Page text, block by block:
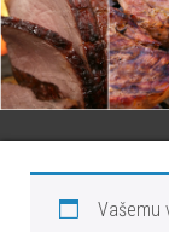
Vašemu